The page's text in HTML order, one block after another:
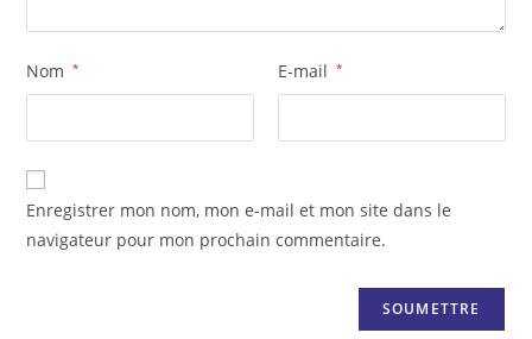
Nom * E-mail *
Enregistrer mon nom, mon e-mail et mon site dans le
navigateur pour mon prochain commentaire.